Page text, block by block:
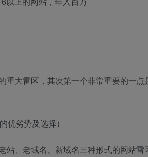
大雷区，其次第一个非常重要的一
优劣势及选择）
、老域名、新域名三种形式的网站雷